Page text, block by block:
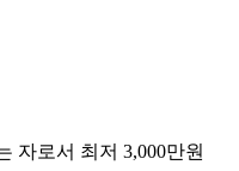
자로서 최저 3,000만원